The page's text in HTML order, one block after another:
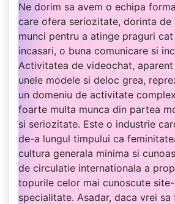
Ne dorim sa avem o echipa
care ofera seriozitate, dorinta de
munci pentru a atinge praguri
incasari, o buna comunicare si
Activitatea de videochat,
unele modele si deloc grea,
un domeniu de activitate
foarte multa munca din partea
si seriozitate. Este o industrie
de-a lungul timpului ca
cultura generala minima si
de circulatie internationala a
topurile celor mai cunoscute
specialitate. Asadar, daca vrei